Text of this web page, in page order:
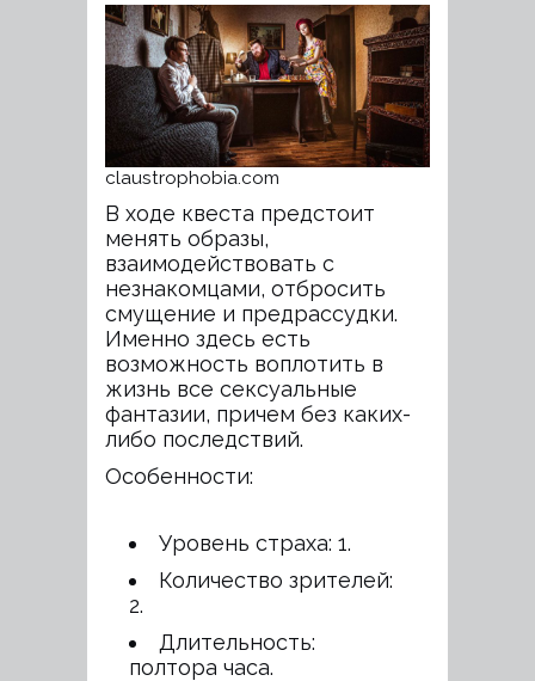
claustrophobia.com
В ходе квеста предстоит
менять образы,
взаимодействовать с
незнакомцами, отбросить
смущение и предрассудки.
Именно здесь есть
возможность воплотить в
жизнь все сексуальные
фантазии, причем без каких-
либо последствий.
Особенности:
Уровень страха: 1.
Количество зрителей:
2.
Длительность:
полтора часа.